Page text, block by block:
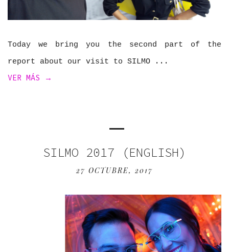
Today we bring you the second part of the
report about our visit to SILMO
VER MÁS →
SILMO 2017 (ENGLISH)
27 OCTUBRE, 2017